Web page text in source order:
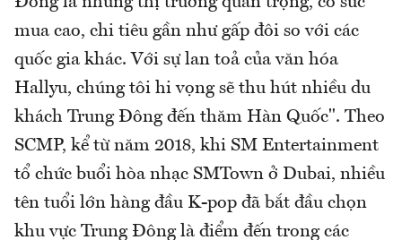
mua cao, chi tiêu gần như gấp đôi so với các
quốc gia khác. Với sự lan toả của văn hóa
Hallyu, chúng tôi hi vọng sẽ thu hút nhiều du
khách Trung Đông đến thăm Hàn Quốc". Theo
SCMP, kể từ năm 2018, khi SM Entertainment
tổ chức buổi hòa nhạc SMTown ở Dubai, nhiều
tên tuổi lớn hàng đầu K-pop đã bắt đầu chọn
khu vực Trung Đông là điểm đến trong các